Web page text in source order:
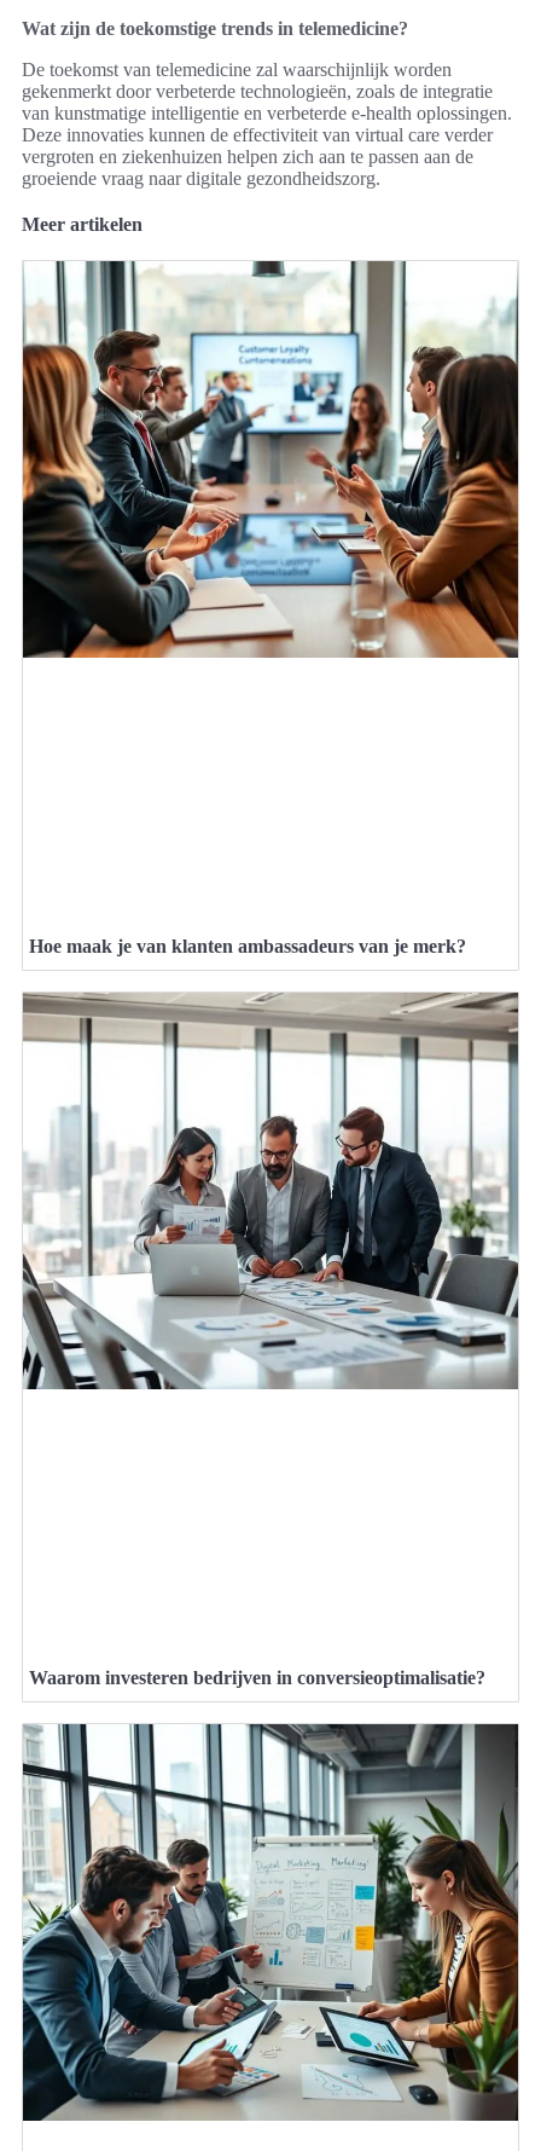
Wat zijn de toekomstige trends in telemedicine?
De toekomst van telemedicine zal waarschijnlijk worden
gekenmerkt door verbeterde technologieën, zoals de integratie
van kunstmatige intelligentie en verbeterde e-health oplossingen.
Deze innovaties kunnen de effectiviteit van virtual care verder
vergroten en ziekenhuizen helpen zich aan te passen aan de
groeiende vraag naar digitale gezondheidszorg.
Meer artikelen
Hoe maak je van klanten ambassadeurs van je merk?
Waarom investeren bedrijven in conversieoptimalisatie?